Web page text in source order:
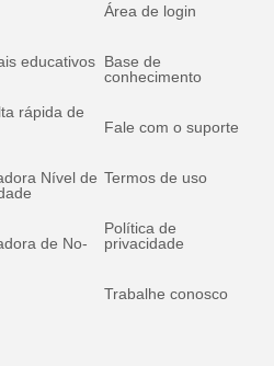
educativos
rápida de
Nível de
de No-
Área de login
Base de
conhecimento
Fale com o suporte
Termos de uso
Política de
privacidade
Trabalhe conosco